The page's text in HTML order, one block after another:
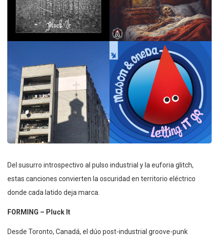
Del susurro introspectivo al pulso industrial y la euforia glitch,
estas canciones convierten la oscuridad en territorio eléctrico
donde cada latido deja marca.
FORMING – Pluck It
Desde Toronto, Canadá, el dúo post-industrial groove-punk